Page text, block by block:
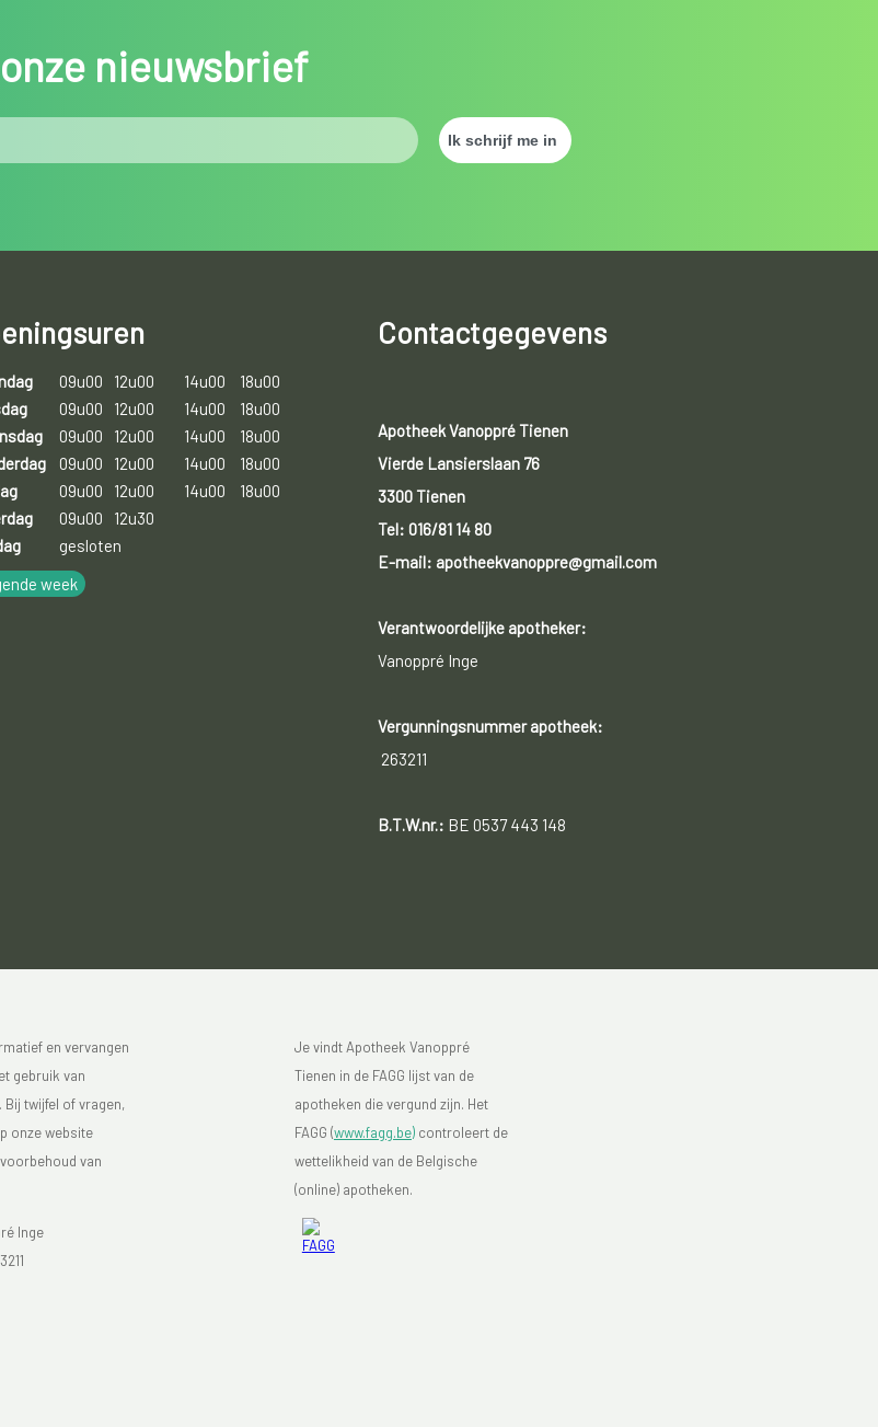
nieuwsbrief
09u00 12u00 14u00
18u00
09u00 12u00 14u00
18u00
09u00 12u00 14u00
18u00
09u00 12u00 14u00
18u00
09u00 12u00 14u00
18u00
09u00
12u30
gesloten
week
Contactgegevens
Apotheek Vanoppré Tienen
Vierde Lansierslaan 76
3300 Tienen
Tel: 016/81 14 80
E-mail: apotheekvanoppre@gmail.com
Verantwoordelijke apotheker:
Vanoppré Inge
Vergunningsnummer apotheek:
263211
B.T.W.nr.: BE 0537 443 148
en vervangen
gebruik van
twijfel of vragen,
onze website
van
Inge
Je vindt Apotheek Vanoppré
Tienen in de FAGG lijst van de
apotheken die vergund zijn. Het
FAGG (www.fagg.be)controleert de
wettelikheid van de Belgische
(online) apotheken.